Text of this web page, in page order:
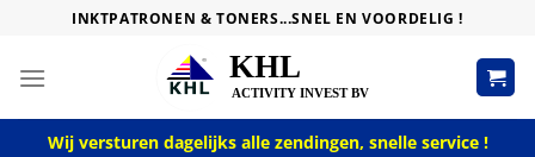
content
INKTPATRONEN & TONERS...SNEL EN VOORDELIG !
Wij versturen dagelijks alle zendingen, snelle service !